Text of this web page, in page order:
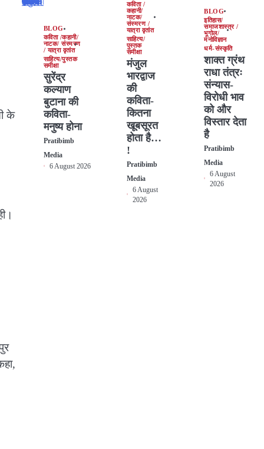
के
BLOG
कविता /कहानी/
नाटक/ संस्मरण
/ यात्रा वृतांत
साहित्य/पुस्तक
समीक्षा
सुरेंद्र
कल्याण
बुटाना की
कविता-
मनुष्य होना
Pratibimb
Media
6 August 2026
कविता /
कहानी/
नाटक/
संस्मरण /
यात्रा वृतांत
साहित्य/
पुस्तक
समीक्षा
मंजुल
भारद्वाज
की
कविता-
कितना
खूबसूरत
होता है…
!
Pratibimb
Media
6 August
2026
BLOG
इतिहास/
समाजशास्त्र /
भूगोल/
मनोविज्ञान
धर्म-संस्कृति
शाक्त ग्रंथ
राधा तंत्रः
संन्यास-
विरोधी भाव
को और
विस्तार देता
है
Pratibimb
Media
6 August
2026